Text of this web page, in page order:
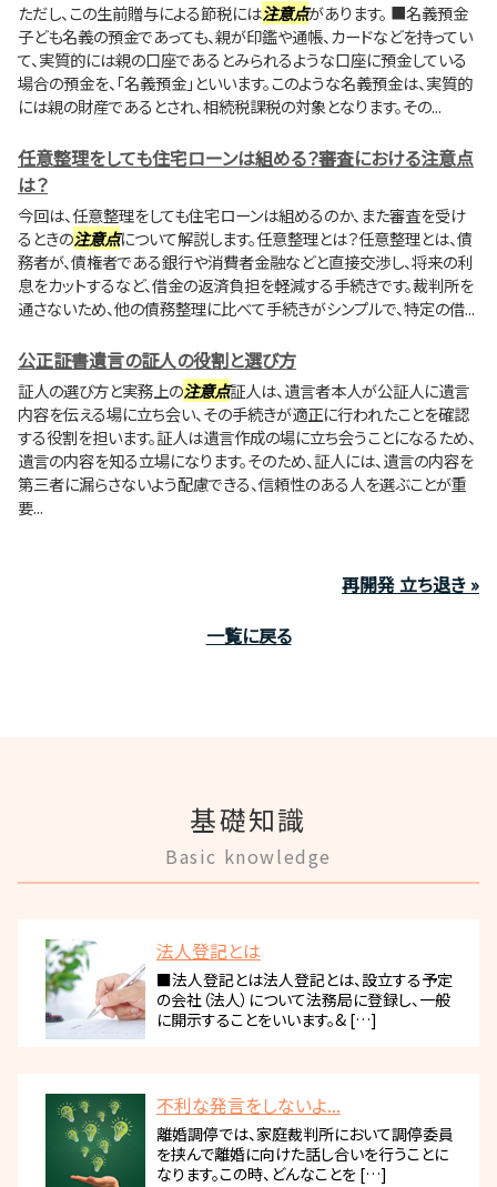
ただし、この生前贈与による節税には注意点があります。 ■名義預金
子ども名義の預金であっても、親が印鑑や通帳、カードなどを持ってい
て、実質的には親の口座であるとみられるような口座に預金している
場合の預金を、「名義預金」といいます。このような名義預金は、実質的
には親の財産であるとされ、相続税課税の対象となります。その...
任意整理をしても住宅ローンは組める？審査における注意点
は？
今回は、任意整理をしても住宅ローンは組めるのか、また審査を受け
るときの注意点について解説します。任意整理とは？任意整理とは、債
務者が、債権者である銀行や消費者金融などと直接交渉し、将来の利
息をカットするなど、借金の返済負担を軽減する手続きです。裁判所を
通さないため、他の債務整理に比べて手続きがシンプルで、特定の借...
公正証書遺言の証人の役割と選び方
証人の選び方と実務上の注意点証人は、遺言者本人が公証人に遺言
内容を伝える場に立ち会い、その手続きが適正に行われたことを確認
する役割を担います。証人は遺言作成の場に立ち会うことになるため、
遺言の内容を知る立場になります。そのため、証人には、遺言の内容を
第三者に漏らさないよう配慮できる、信頼性のある人を選ぶことが重
要...
再開発 立ち退き »
一覧に戻る
基礎知識
Basic knowledge
法人登記とは
■法人登記とは法人登記とは、設立する予定
の会社（法人）について法務局に登録し、一般
に開示することをいいます。& […]
不利な発言をしないよ...
離婚調停では、家庭裁判所において調停委員
を挟んで離婚に向けた話し合いを行うことに
なります。この時、どんなことを […]